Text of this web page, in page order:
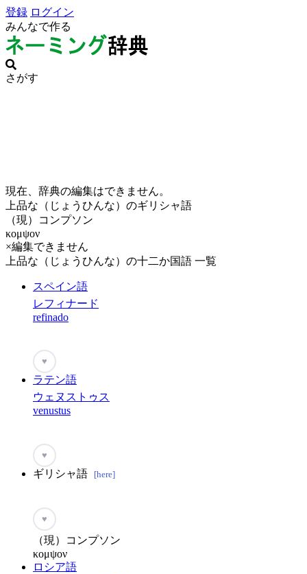
登録 ログイン
みんなで作る
さがす
現在、辞典の編集はできません。
上品な（じょうひんな）のギリシャ語
（現）コンプソン
κομψον
×編集できません
上品な（じょうひんな）の十二か国語 一覧
スペイン語
レフィナード
refinado
♥
ラテン語
ウェヌストゥス
venustus
♥
ギリシャ語 [here]
♥
（現）コンプソン
κομψον
ロシア語